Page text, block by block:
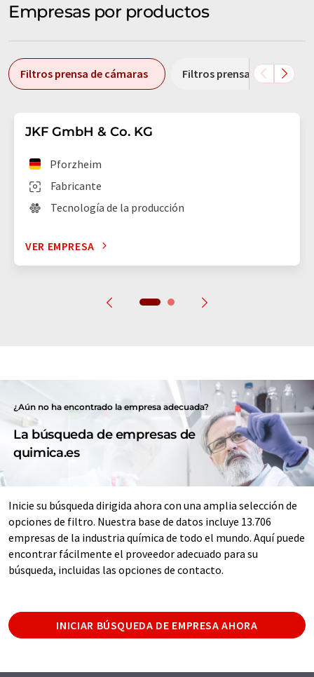
Empresas por productos
Filtros prensa de cámaras Filtros prensa de
JKF GmbH & Co. KG
Fabricante
Pforzheim
Tecnología de la producción
VER EMPRESA
¿Aún no ha encontrado la empresa adecuada?
La búsqueda de empresas de
quimica.es
Inicie su búsqueda dirigida ahora con una amplia selección de
opciones de filtro. Nuestra base de datos incluye 13.706
empresas de la industria química de todo el mundo. Aquí puede
encontrar fácilmente el proveedor adecuado para su
búsqueda, incluidas las opciones de contacto.
INICIAR BÚSQUEDA DE EMPRESA AHORA